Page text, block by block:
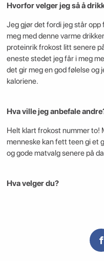
Hvorfor velger jeg så å
Jeg gjør det fordi jeg står opp
meg med denne varme
proteinrik frokost litt senere
eneste stedet jeg får i meg
det gir meg en god følelse og
kaloriene.
Hva ville jeg anbefale
Helt klart frokost nummer to!
menneske kan fett teen gi et
og gode matvalg senere på
Hva velger du?